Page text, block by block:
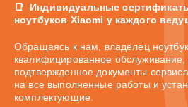
Индивидуальные
ноутбуков Xiaomi у каждого
Обращаясь к нам, владелец
квалифицированное
подтвержденное документы
на все выполненные работы и
комплектующие.